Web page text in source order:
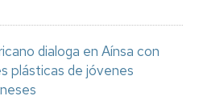
dialoga en Aínsa con
plásticas de jóvenes